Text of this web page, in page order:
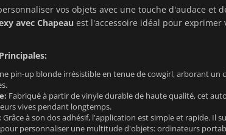
vos objets avec une touche d'audace et
avec Chapeau est l'accessoire idéal pour
pin-up blonde irrésistible en tenue de cowgirl, arborant un
Fabriqué à partir de vinyle durable de haute qualité, cet
vives pendant longtemps.
Grâce à son dos adhésif, l'application est simple et rapide. Il
personnaliser une multitude d'objets: ordinateurs